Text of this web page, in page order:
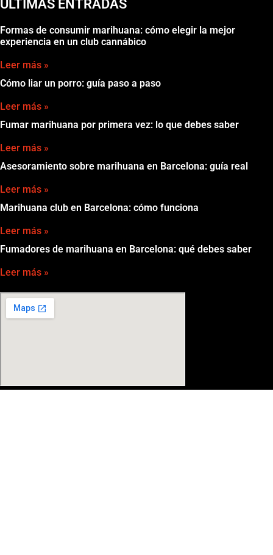
ÚLTIMAS ENTRADAS
Formas de consumir marihuana: cómo elegir la mejor
experiencia en un club cannábico
Leer más »
Cómo liar un porro: guía paso a paso
Leer más »
Fumar marihuana por primera vez: lo que debes saber
Leer más »
Asesoramiento sobre marihuana en Barcelona: guía real
Leer más »
Marihuana club en Barcelona: cómo funciona
Leer más »
Fumadores de marihuana en Barcelona: qué debes saber
Leer más »